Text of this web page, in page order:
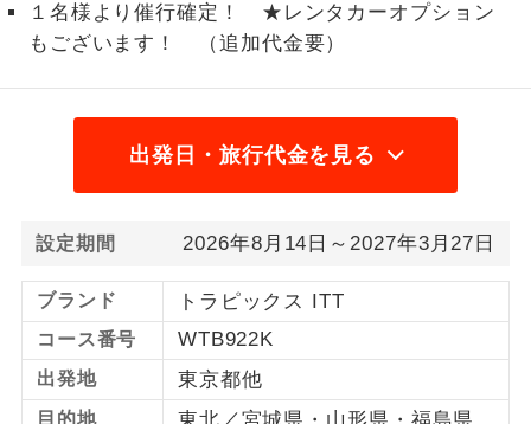
１名様より催行確定！ ★レンタカーオプション
もございます！ （追加代金要）
出発日・旅行代金を見る
設定期間 2026年8月14日～2027年3月27日
ブランド トラピックス ITT
コース番号 WTB922K
出発地 東京都他
目的地 東北／宮城県・山形県・福島県
1名様催行
1名様から出発可能な個人型プランで
す。
2名様から出発可能な個人型プランで
す。
おひとり様参
加限定
おひとり様限定でご参加いただけるコー
スです。
1名様1室同代
1名様1室利用でも追加料金がかからない
コースです。
ご夫婦限定
ご夫婦限定でご参加いただけるコースで
す。
女性限定
女性限定でご参加いただけるコースで